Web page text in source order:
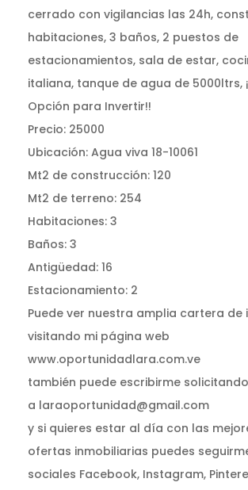
cerrado con vigilancias las 24h,
habitaciones, 3 baños, 2 puestos de
estacionamientos, sala de estar,
italiana, tanque de agua de 5000ltrs,
Opción para Invertir!!
Precio: 25000
Ubicación: Agua viva 18-10061
Mt2 de construcción: 120
Mt2 de terreno: 254
Habitaciones: 3
Baños: 3
Antigüedad: 16
Estacionamiento: 2
Puede ver nuestra amplia cartera de
visitando mi página web
www.oportunidadlara.com.ve
también puede escribirme
a laraoportunidad@gmail.com
y si quieres estar al día con las
ofertas inmobiliarias puedes
sociales Facebook, Instagram,